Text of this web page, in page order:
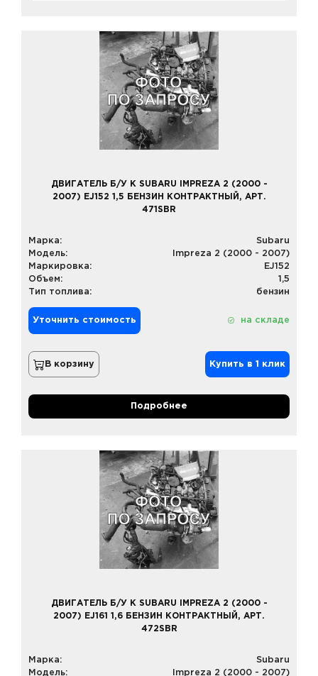
ДВИГАТЕЛЬ Б/У К SUBARU IMPREZA 2 (2000 -
2007) EJ152 1,5 БЕНЗИН КОНТРАКТНЫЙ, АРТ.
471SBR
Марка:
Subaru
Модель:
Impreza 2 (2000 - 2007)
Маркировка:
EJ152
Объем:
1,5
Тип топлива:
бензин
Уточнить стоимость на складе
В корзину Купить в 1 клик
Подробнее
ДВИГАТЕЛЬ Б/У К SUBARU IMPREZA 2 (2000 -
2007) EJ161 1,6 БЕНЗИН КОНТРАКТНЫЙ, АРТ.
472SBR
Марка:
Subaru
Модель:
Impreza 2 (2000 - 2007)